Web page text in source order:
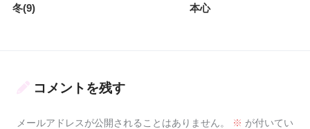
冬(9)
本心
コメントを残す
メールアドレスが公開されることはありません。 ※ が付いてい